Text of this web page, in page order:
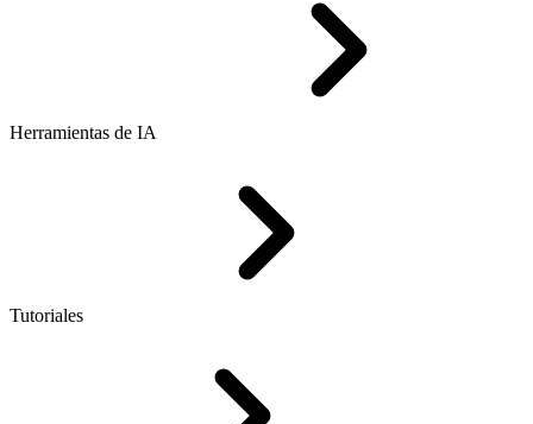
Herramientas de IA
Tutoriales